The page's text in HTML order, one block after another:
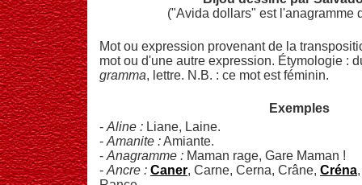
("Avida dollars" est l'anagramme
Mot ou expression provenant de la
mot ou d'une autre expression. Étymologie :
gramma, lettre. N.B. : ce mot est féminin.
Exemples
- Aline : Liane, Laine.
- Amanite :Amiante.
- Anagramme : Maman rage, Gare Maman !
- Ancre : Caner, Carne, Cerna, Crâne, Créna